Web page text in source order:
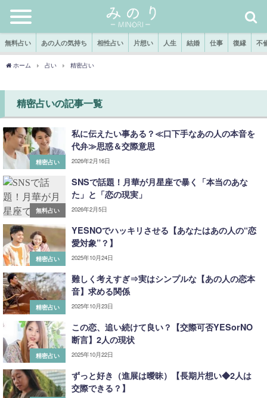
無料占い あの人の気持ち 相性占い 片想い 人生 結婚 仕事 復縁 不
ホーム 占い 精密占い
精密占いの記事一覧
精密占い
私に伝えたい事ある？≪口下手なあの人の本音を
代弁≫思惑＆交際意思
2026年2月16日
無料占い
SNSで話題！月華が月星座で暴く「本当のあな
た」と「恋の現実」
2026年2月5日
精密占い
YESNOでハッキリさせる【あなたはあの人の“恋
愛対象”？】
2025年10月24日
精密占い
難しく考えすぎ⇒実はシンプルな【あの人の恋本
音】求める関係
2025年10月23日
精密占い
この恋、追い続けて良い？【交際可否YESorNO
断言】2人の現状
2025年10月22日
ずっと好き（進展は曖昧）【長期片想い◆2人は
交際できる？】